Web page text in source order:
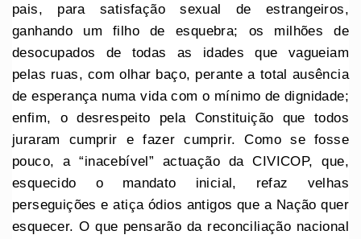
pais, para satisfação sexual de estrangeiros,
ganhando um filho de esquebra; os milhões de
desocupados de todas as idades que vagueiam
pelas ruas, com olhar baço, perante a total ausência
de esperança numa vida com o mínimo de dignidade;
enfim, o desrespeito pela Constituição que todos
juraram cumprir e fazer cumprir. Como se fosse
pouco, a “inacebível” actuação da CIVICOP, que,
esquecido o mandato inicial, refaz velhas
perseguições e atiça ódios antigos que a Nação quer
esquecer. O que pensarão da reconciliação nacional